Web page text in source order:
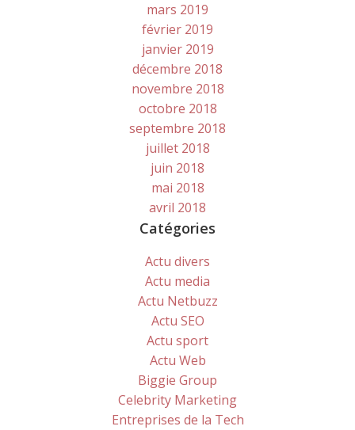
mars 2019
février 2019
janvier 2019
décembre 2018
novembre 2018
octobre 2018
septembre 2018
juillet 2018
juin 2018
mai 2018
avril 2018
Catégories
Actu divers
Actu media
Actu Netbuzz
Actu SEO
Actu sport
Actu Web
Biggie Group
Celebrity Marketing
Entreprises de la Tech